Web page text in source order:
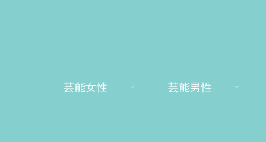
芸能女性 芸能男性